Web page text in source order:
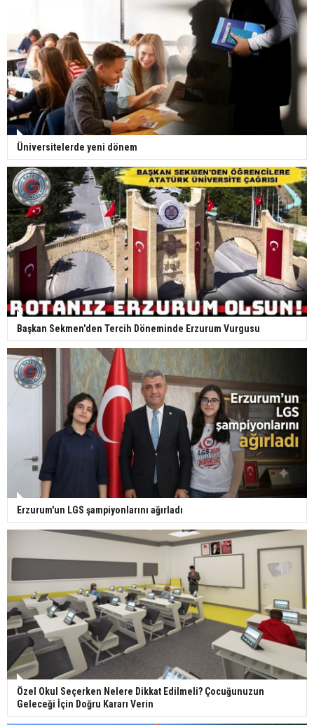
Üniversitelerde yeni dönem
Başkan Sekmen'den Tercih Döneminde Erzurum Vurgusu
Erzurum'un LGS şampiyonlarını ağırladı
Özel Okul Seçerken Nelere Dikkat Edilmeli? Çocuğunuzun
Geleceği İçin Doğru Kararı Verin